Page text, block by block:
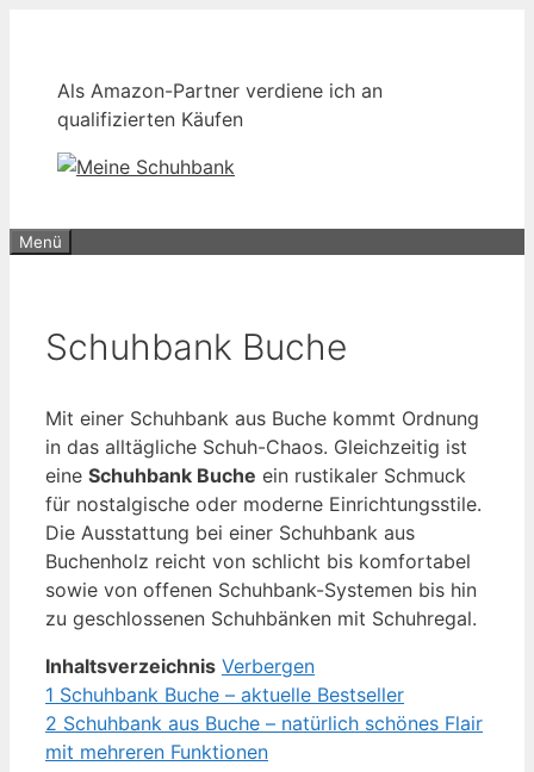
springenAls Amazon-Partner verdiene ich an
qualifizierten Käufen
Menü
Schuhbank Buche
Mit einer Schuhbank aus Buche kommt Ordnung
in das alltägliche Schuh-Chaos. Gleichzeitig ist
eine Schuhbank Buche ein rustikaler Schmuck
für nostalgische oder moderne Einrichtungsstile.
Die Ausstattung bei einer Schuhbank aus
Buchenholz reicht von schlicht bis komfortabel
sowie von offenen Schuhbank-Systemen bis hin
zu geschlossenen Schuhbänken mit Schuhregal.
Inhaltsverzeichnis Verbergen
1 Schuhbank Buche – aktuelle Bestseller
2 Schuhbank aus Buche – natürlich schönes Flair
mit mehreren Funktionen